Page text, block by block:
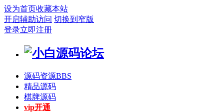
设为首页收藏本站
开启辅助访问 切换到窄版
登录立即注册
源码资源BBS
精品源码
棋牌源码
vip开通